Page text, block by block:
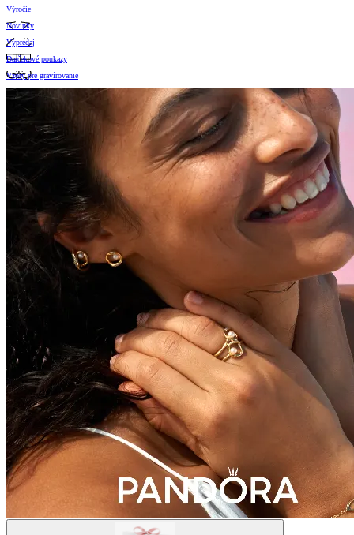
Výročie
Novinky
Výpredaj
Darčekové poukazy
Vzory pre gravírovanie